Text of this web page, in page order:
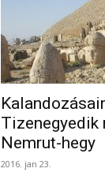
Tizenegyedik
Nemrut-hegy
2016. jan 23.